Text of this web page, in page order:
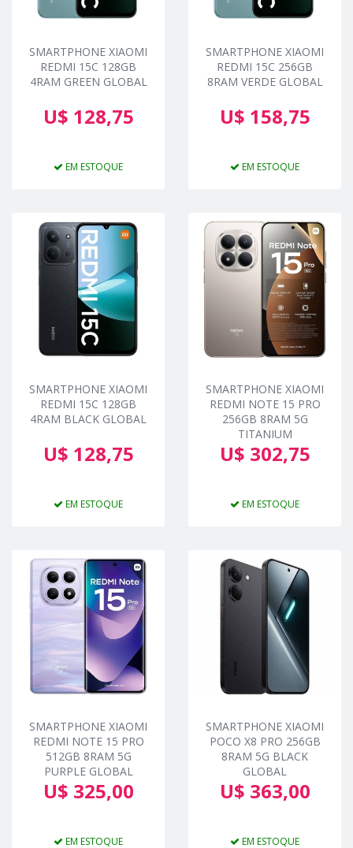
SMARTPHONE XIAOMI
REDMI 15C 128GB
4RAM GREEN GLOBAL
U$ 128,75
EM ESTOQUE
SMARTPHONE XIAOMI
REDMI 15C 256GB
8RAM VERDE GLOBAL
U$ 158,75
EM ESTOQUE
SMARTPHONE XIAOMI
REDMI 15C 128GB
4RAM BLACK GLOBAL
U$ 128,75
EM ESTOQUE
SMARTPHONE XIAOMI
REDMI NOTE 15 PRO
256GB 8RAM 5G
TITANIUM
U$ 302,75
EM ESTOQUE
SMARTPHONE XIAOMI
REDMI NOTE 15 PRO
512GB 8RAM 5G
PURPLE GLOBAL
U$ 325,00
EM ESTOQUE
SMARTPHONE XIAOMI
POCO X8 PRO 256GB
8RAM 5G BLACK
GLOBAL
U$ 363,00
EM ESTOQUE